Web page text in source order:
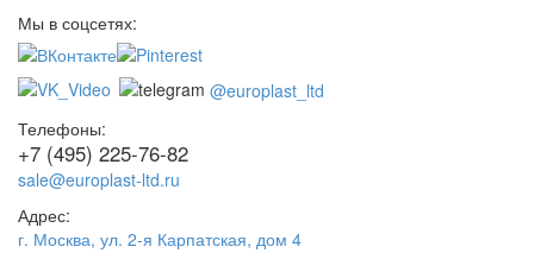
Мы в соцсетях:
@europlast_ltd
Телефоны:
+7 (495) 225-76-82
sale@europlast-ltd.ru
Адрес:
г. Москва, ул. 2-я Карпатская, дом 4